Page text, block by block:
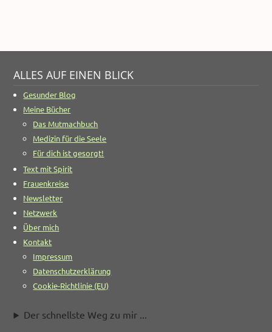
ALLES AUF EINEN BLICK
Gesunder Blog
Meine Bücher
Das Mutmachbuch
Medizin für die Seele
Für dich ist gesorgt!
Text mit Spirit
Frauenkreise
Newsletter
Netzwerk
Über mich
Kontakt
Impressum
Datenschutzerklärung
Cookie-Richtlinie (EU)
Der schnellste Weg zu mir ...